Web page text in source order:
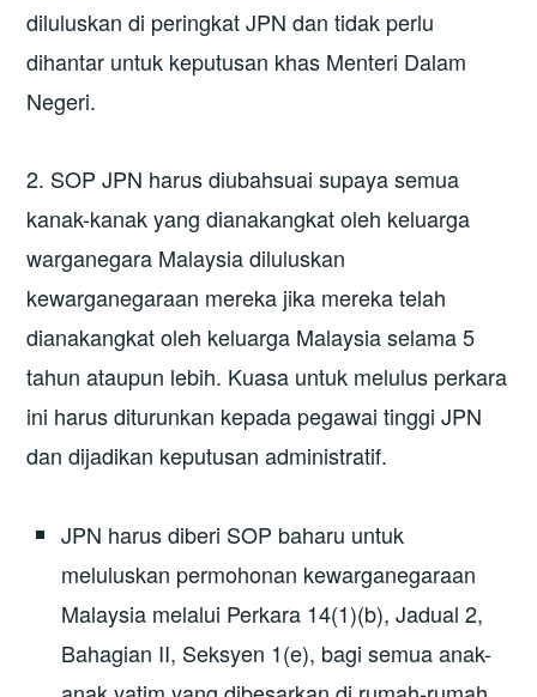
diluluskan di peringkat JPN dan tidak perlu
dihantar untuk keputusan khas Menteri Dalam
Negeri.
2. SOP JPN harus diubahsuai supaya semua
kanak-kanak yang dianakangkat oleh keluarga
warganegara Malaysia diluluskan
kewarganegaraan mereka jika mereka telah
dianakangkat oleh keluarga Malaysia selama 5
tahun ataupun lebih. Kuasa untuk melulus perkara
ini harus diturunkan kepada pegawai tinggi JPN
dan dijadikan keputusan administratif.
JPN harus diberi SOP baharu untuk
meluluskan permohonan kewarganegaraan
Malaysia melalui Perkara 14(1)(b), Jadual 2,
Bahagian II, Seksyen 1(e), bagi semua anak-